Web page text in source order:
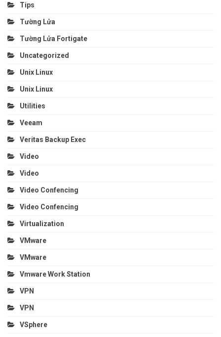
Tips
Tường Lửa
Tường Lửa Fortigate
Uncategorized
Unix Linux
Unix Linux
Utilities
Veeam
Veritas Backup Exec
Video
Video
Video Confencing
Video Confencing
Virtualization
VMware
VMware
Vmware Work Station
VPN
VPN
VSphere